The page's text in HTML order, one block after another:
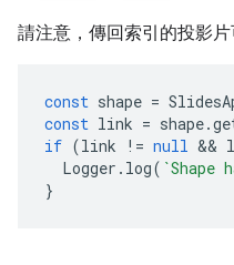
請注意，傳回索引的投影片
const shape =
const link = shape.
if (link != null &&
Logger . log(
}